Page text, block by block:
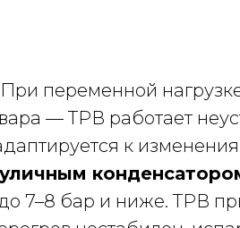
При переменной
— ТРВ работает
к
7–8 бар и ниже. ТРВ